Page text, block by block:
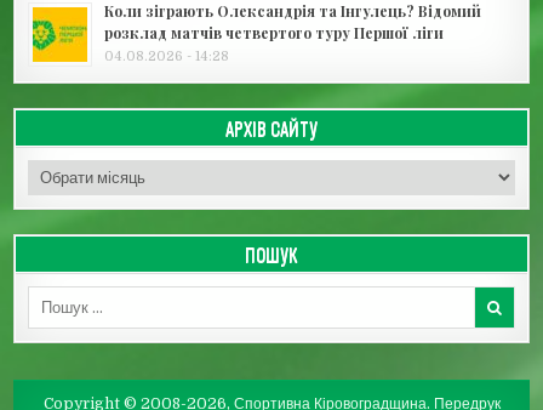
Коли зіграють Олександрія та Інгулець? Відомий
розклад матчів четвертого туру Першої ліги
04.08.2026 - 14:28
АРХІВ САЙТУ
Архів сайту
ПОШУК
Пошук для:
Copyright © 2008-2026, Спортивна Кіровоградщина. Передрук